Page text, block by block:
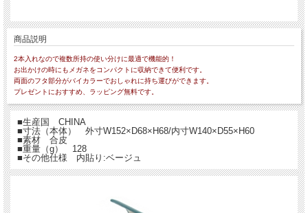
商品説明
2本入れなので複数所持の使い分けに最適で機能的！
お出かけの時にもメガネをコンパクトに収納できて便利です。
両面のフタ部分がバイカラーでおしゃれに持ち運びができます。
プレゼントにおすすめ、ラッピング無料です。
■生産国 CHINA
■寸法（本体） 外寸W152×D68×H68/内寸W140×D55×H60
■素材 合皮
■重量（g） 128
■その他仕様 内貼り:ベージュ